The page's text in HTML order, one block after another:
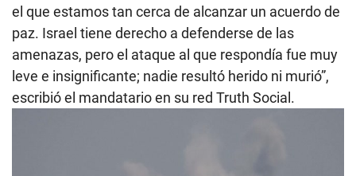
el que estamos tan cerca de alcanzar un acuerdo de
paz. Israel tiene derecho a defenderse de las
amenazas, pero el ataque al que respondía fue muy
leve e insignificante; nadie resultó herido ni murió”,
escribió el mandatario en su red Truth Social.